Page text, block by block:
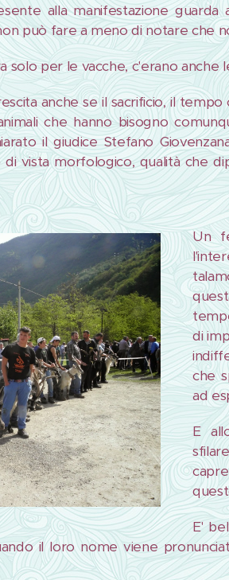
alla manifestazione
può fare a meno di notare che
solo per le vacche, c'erano anche
anche se il sacrificio, il
che hanno bisogno
il giudice Stefano
vista morfologico, qualità che
Un
di
che
ad
E
E'
il loro nome viene